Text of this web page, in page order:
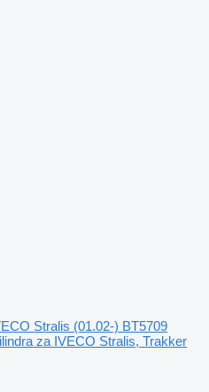
Stralis (01.02-) BT5709
za IVECO Stralis, Trakker